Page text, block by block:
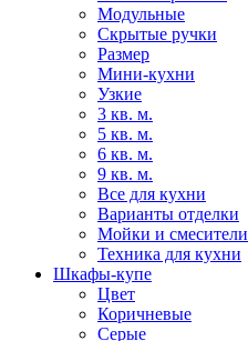
Модульные
Скрытые ручки
Размер
Мини-кухни
Узкие
3 кв. м.
5 кв. м.
6 кв. м.
9 кв. м.
Все для кухни
Варианты отделки
Мойки и смесители
Техника для кухни
Шкафы-купе
Цвет
Коричневые
Серые